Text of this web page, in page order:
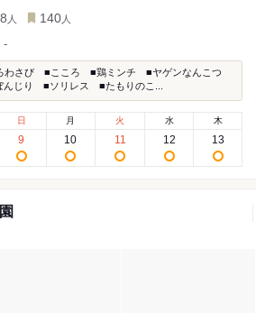
8 人 140 人
-
わさび ■こころ ■鶏ミンチ ■ヤゲンなんこつ
じり ■ソリレス ■たもりのこ...
日
9
月
10
火
11
水
12
木
13